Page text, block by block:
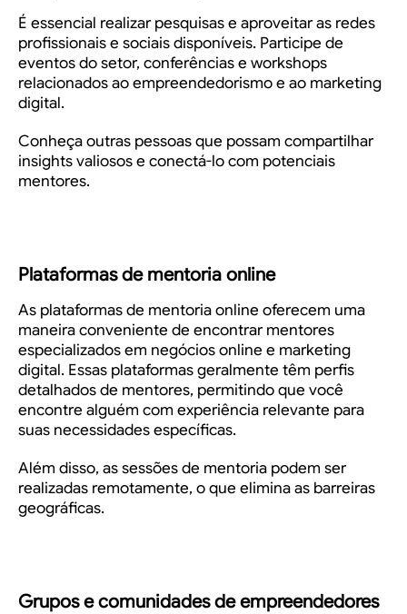
É essencial realizar pesquisas e aproveitar as redes
profissionais e sociais disponíveis. Participe de
eventos do setor, conferências e workshops
relacionados ao empreendedorismo e ao marketing
digital.
Conheça outras pessoas que possam compartilhar
insights valiosos e conectá-lo com potenciais
mentores.
Plataformas de mentoria online
As plataformas de mentoria online oferecem uma
maneira conveniente de encontrar mentores
especializados em negócios online e marketing
digital. Essas plataformas geralmente têm perfis
detalhados de mentores, permitindo que você
encontre alguém com experiência relevante para
suas necessidades específicas.
Além disso, as sessões de mentoria podem ser
realizadas remotamente, o que elimina as barreiras
geográficas.
Grupos e comunidades de empreendedores